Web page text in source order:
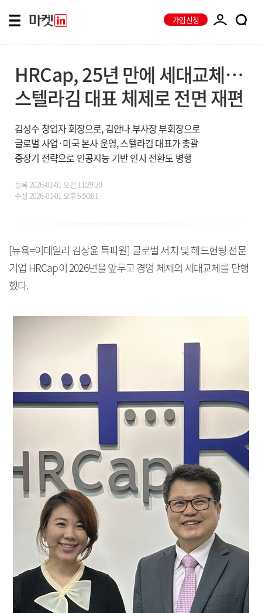
가입신청
HRCap, 25년 만에 세대교체…
스텔라김 대표 체제로 전면 재편
김성수 창업자 회장으로, 김안나 부사장 부회장으로
글로벌 사업·미국 본사 운영, 스텔라김 대표가 총괄
중장기 전략으로 인공지능 기반 인사 전환도 병행
등록2026-01-01 오전 11:29:20
수정 2026-01-01 오후 6:50:01
[뉴욕=이데일리 김상윤 특파원] 글로벌 서치 및 헤드헌팅 전문
기업 HRCap이 2026년을 앞두고 경영 체제의 세대교체를 단행
했다.